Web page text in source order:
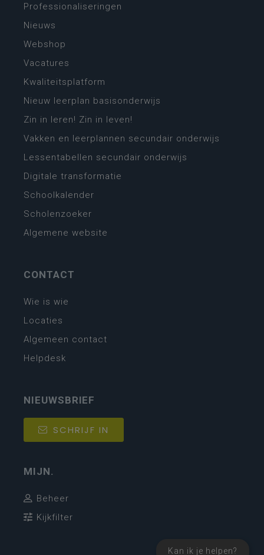
Kan ik je helpen?
Professionaliseringen
Nieuws
Webshop
Vacatures
Kwaliteitsplatform
Nieuw leerplan basisonderwijs
Zin in leren! Zin in leven!
Vakken en leerplannen secundair onderwijs
Lessentabellen secundair onderwijs
Digitale transformatie
Schoolkalender
Scholenzoeker
Algemene website
CONTACT
Wie is wie
Locaties
Algemeen contact
Helpdesk
NIEUWSBRIEF
SCHRIJF IN
MIJN.
Beheer
Kijkfilter